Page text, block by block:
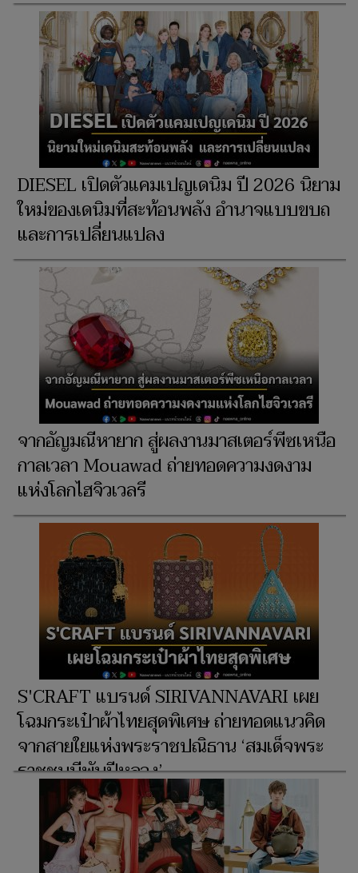
DIESEL เปิดตัวแคมเปญเดนิม ปี 2026 นิยาม
ใหม่ของเดนิมที่สะท้อนพลัง อำนาจแบบขบถ
และการเปลี่ยนแปลง
จากอัญมณีหายาก สู่ผลงานมาสเตอร์พีซเหนือ
กาลเวลา Mouawad ถ่ายทอดความงดงาม
แห่งโลกไฮจิวเวลรี
S'CRAFT แบรนด์ SIRIVANNAVARI เผย
โฉมกระเป๋าผ้าไทยสุดพิเศษ ถ่ายทอดแนวคิด
จากสายใยแห่งพระราชปณิธาน ‘สมเด็จพระ
ราชชนนีพันปีหลวง’